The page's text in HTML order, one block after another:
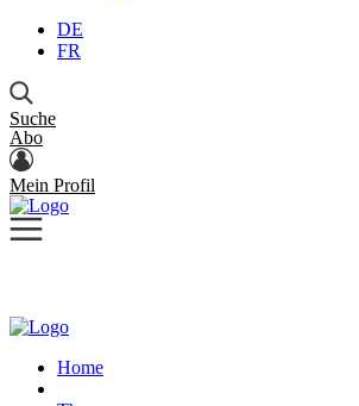
DE
FR
Suche
Abo
Mein Profil
Home